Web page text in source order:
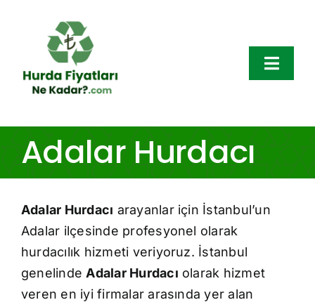
Hurda Fiyatları
Bölgeler
Hakkımızda
Blog
Adalar Hurdacı
Adalar Hurdacı arayanlar için İstanbul’un
Adalar ilçesinde profesyonel olarak
hurdacılık hizmeti veriyoruz. İstanbul
genelinde Adalar Hurdacı olarak hizmet
veren en iyi firmalar arasında yer alan